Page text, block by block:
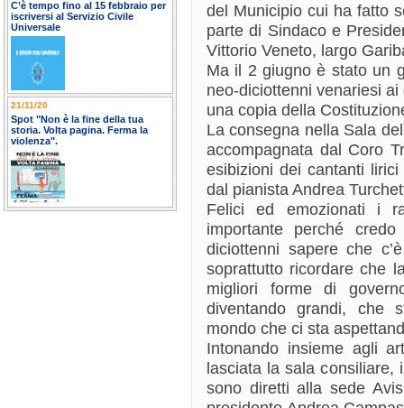
C’è tempo fino al 15 febbraio per
iscriversi al Servizio Civile
Universale
21/11/20
Spot "Non è la fine della tua
storia. Volta pagina. Ferma la
violenza".
del Municipio cui ha fatto
parte di Sindaco e
Vittorio Veneto, largo
Ma il 2 giugno è stato un
neo-diciottenni venariesi
una copia della
La consegna nella Sala
accompagnata dal Coro
esibizioni dei cantanti
dal pianista Andrea
Felici ed emozionati i
importante perché
diciottenni sapere che
soprattutto ricordare che
migliori forme di
diventando grandi, che
mondo che ci sta
Intonando insieme agli
lasciata la sala consiliare,
sono diretti alla sede